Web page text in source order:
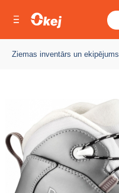
Ziemas inventārs un ekipējums